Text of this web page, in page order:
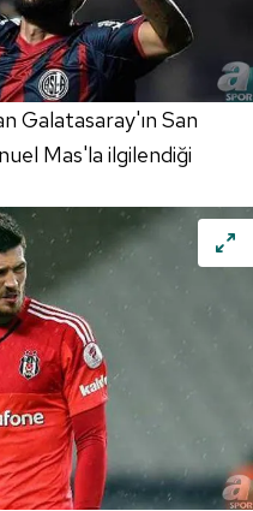
Galatasaray'ın San
Mas'la ilgilendiği